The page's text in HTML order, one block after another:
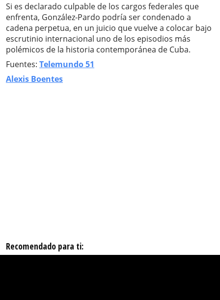
Si es declarado culpable de los cargos federales que
enfrenta, González-Pardo podría ser condenado a
cadena perpetua, en un juicio que vuelve a colocar bajo
escrutinio internacional uno de los episodios más
polémicos de la historia contemporánea de Cuba.
Fuentes: Telemundo 51
Alexis Boentes
Recomendado para ti: